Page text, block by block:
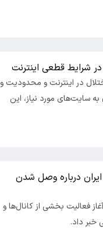
شرایط قطعی اینترنت
در اینترنت و محدودیت و
سایت‌های مورد نیاز، این
درباره وصل شدن
فعالیت بخشی از کانال‌ها و
خبر داد.